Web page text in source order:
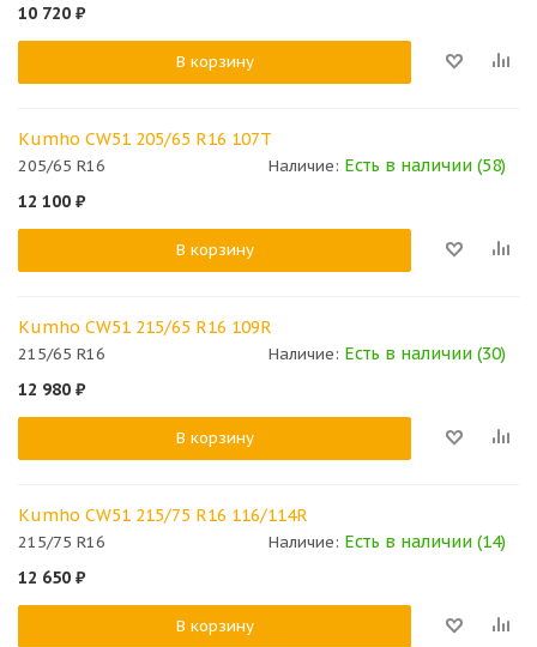
10 720 ₽
В корзину
Kumho CW51 205/65 R16 107T
205/65 R16 Наличие: Есть в наличии (58)
12 100 ₽
В корзину
Kumho CW51 215/65 R16 109R
215/65 R16 Наличие: Есть в наличии (30)
12 980 ₽
В корзину
Kumho CW51 215/75 R16 116/114R
215/75 R16 Наличие: Есть в наличии (14)
12 650 ₽
В корзину